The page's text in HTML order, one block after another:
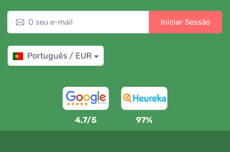
Iniciar Sessão
Português / EUR
4,7/5 97%